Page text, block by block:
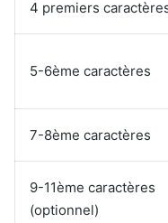
4 premiers
5-6ème caractères
7-8ème caractères
9-11ème caractères
(optionnel)